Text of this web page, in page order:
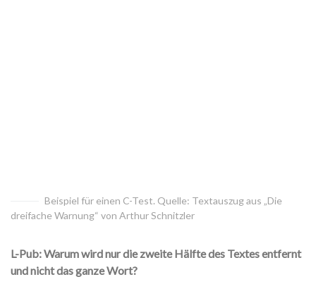
Beispiel für einen C-Test. Quelle: Textauszug aus „Die
dreifache Warnung“ von Arthur Schnitzler
L-Pub: Warum wird nur die zweite Hälfte des Textes entfernt
und nicht das ganze Wort?